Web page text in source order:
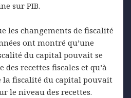
sur PIB.
les changements de fiscalité
ont montré qu’une
du capital pouvait se
recettes fiscales et qu’à
la fiscalité du capital pouvait
le niveau des recettes.